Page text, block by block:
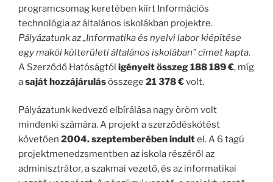
programcsomag keretében kiírt Információs
technológia az általános iskolákban projektre.
Pályázatunk az „Informatika és nyelvi labor kiépítése
egy makói külterületi általános iskolában” címet kapta.
A Szerződő Hatóságtól igényelt összeg 188 189 €, míg
asaját hozzájárulásösszege 21 378 €volt.
Pályázatunk kedvező elbírálása nagy öröm volt
mindenki számára. A projekt a szerződéskötést
követően 2004. szeptemberében indultel. A 6 tagú
projektmenedzsmentben az iskola részéről az
adminisztrátor, a szakmai vezető, és az informatikai